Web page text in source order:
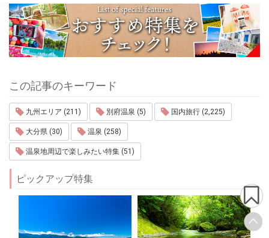
この記事のキーワード
九州エリア (211) 別府温泉 (5) 国内旅行 (2,225)
大分県 (30) 温泉 (258)
温泉地周辺で楽しみたい特集 (51)
ピックアップ特集